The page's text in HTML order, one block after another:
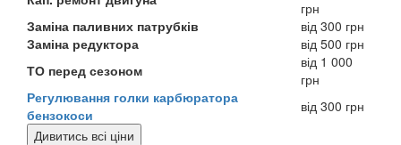
грн
Заміна паливних патрубків
від 300 грн
Заміна редуктора
від 500 грн
ТО перед сезоном
від 1 000
грн
Регулювання голки карбюратора
бензокоси
від 300 грн
Дивитись всі ціни